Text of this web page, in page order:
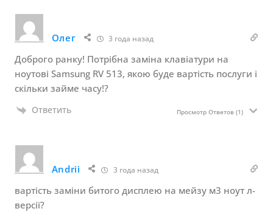
Олег 3 года назад
Доброго ранку! Потрібна заміна клавіатури на
ноутові Samsung RV 513, якою буде вартість послуги і
скільки займе часу!?
Ответить Просмотр Ответов(1)
Andrii 3 года назад
вартість заміни битого дисплею на мейзу м3 ноут л-
версії?